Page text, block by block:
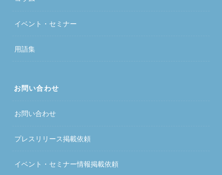
イベント・セミナー
用語集
お問い合わせ
お問い合わせ
プレスリリース掲載依頼
イベント・セミナー情報掲載依頼